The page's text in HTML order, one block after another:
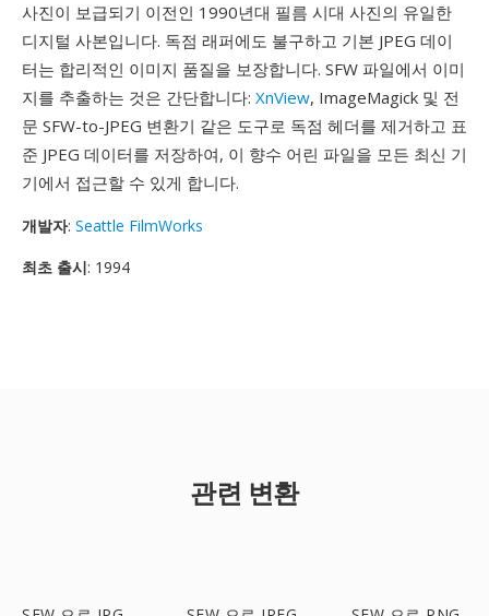
사진이 보급되기 이전인 1990년대 필름 시대 사진의 유일한
디지털 사본입니다. 독점 래퍼에도 불구하고 기본 JPEG 데이
터는 합리적인 이미지 품질을 보장합니다. SFW 파일에서 이미
지를 추출하는 것은 간단합니다: XnView, ImageMagick 및 전
문 SFW-to-JPEG 변환기 같은 도구로 독점 헤더를 제거하고 표
준 JPEG 데이터를 저장하여, 이 향수 어린 파일을 모든 최신 기
기에서 접근할 수 있게 합니다.
개발자: Seattle FilmWorks
최초 출시: 1994
관련 변환